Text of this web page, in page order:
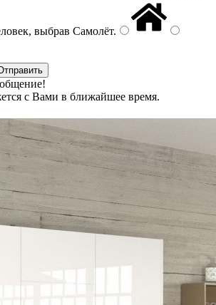
выбрав Самолёт.
с Вами в ближайшее время.